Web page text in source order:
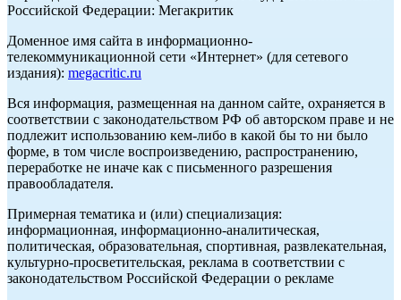
Российской Федерации: Мегакритик
Доменное имя сайта в информационно-
телекоммуникационной сети «Интернет» (для сетевого
издания): megacritic.ru
Вся информация, размещенная на данном сайте, охраняется в
соответствии с законодательством РФ об авторском праве и не
подлежит использованию кем-либо в какой бы то ни было
форме, в том числе воспроизведению, распространению,
переработке не иначе как с письменного разрешения
правообладателя.
Примерная тематика и (или) специализация:
информационная, информационно-аналитическая,
политическая, образовательная, спортивная, развлекательная,
культурно-просветительская, реклама в соответствии с
законодательством Российской Федерации о рекламе